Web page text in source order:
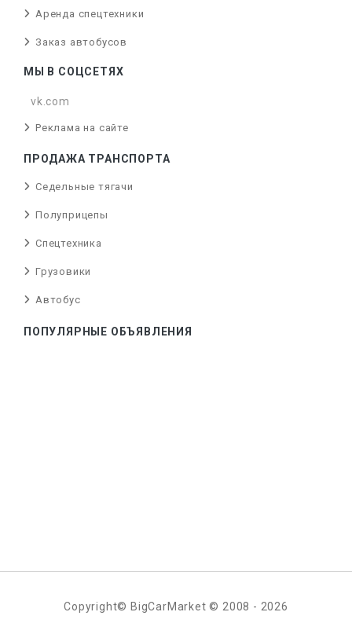
Аренда спецтехники
Заказ автобусов
МЫ В СОЦСЕТЯХ
vk.com
Реклама на сайте
ПРОДАЖА ТРАНСПОРТА
Седельные тягачи
Полуприцепы
Спецтехника
Грузовики
Автобус
ПОПУЛЯРНЫЕ ОБЪЯВЛЕНИЯ
Copyright© BigCarMarket © 2008 - 2026